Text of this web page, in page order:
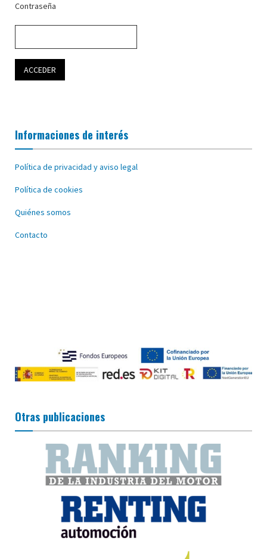
Contraseña
Informaciones de interés
Política de privacidad y aviso legal
Política de cookies
Quiénes somos
Contacto
Otras publicaciones